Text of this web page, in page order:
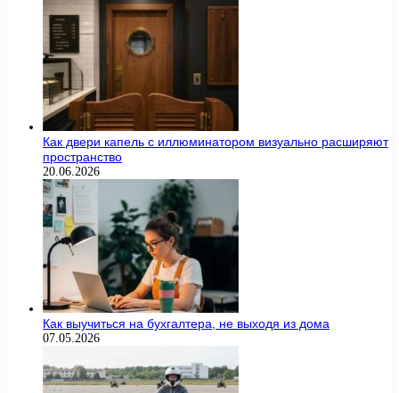
Как двери капель с иллюминатором визуально расширяют
пространство
20.06.2026
Как выучиться на бухгалтера, не выходя из дома
07.05.2026